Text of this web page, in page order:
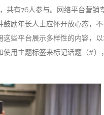
共有76人参与。网络平台营销
励年长人士应怀开放心态，
些平台展示多样性的内容，
用主题标签来标记话题（#）